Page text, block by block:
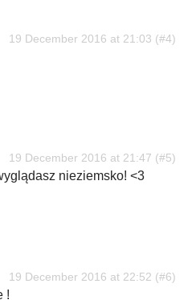
19 December 2016 at 21:03
19 December 2016 at 21:47
nieziemsko! <3
19 December 2016 at 22:52
!